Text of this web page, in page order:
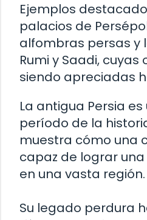
Ejemplos
palacios de
alfombras persas y
Rumi y Saadi, cuyas
siendo apreciadas
La antigua Persia
período de la
muestra cómo una
capaz de lograr
en una vasta región.
Su legado perdura